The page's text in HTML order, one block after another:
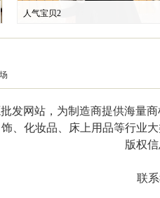
人气宝贝2
发网站，为制造商提供海量
饰、化妆品、床上用品等行业
版权信
联